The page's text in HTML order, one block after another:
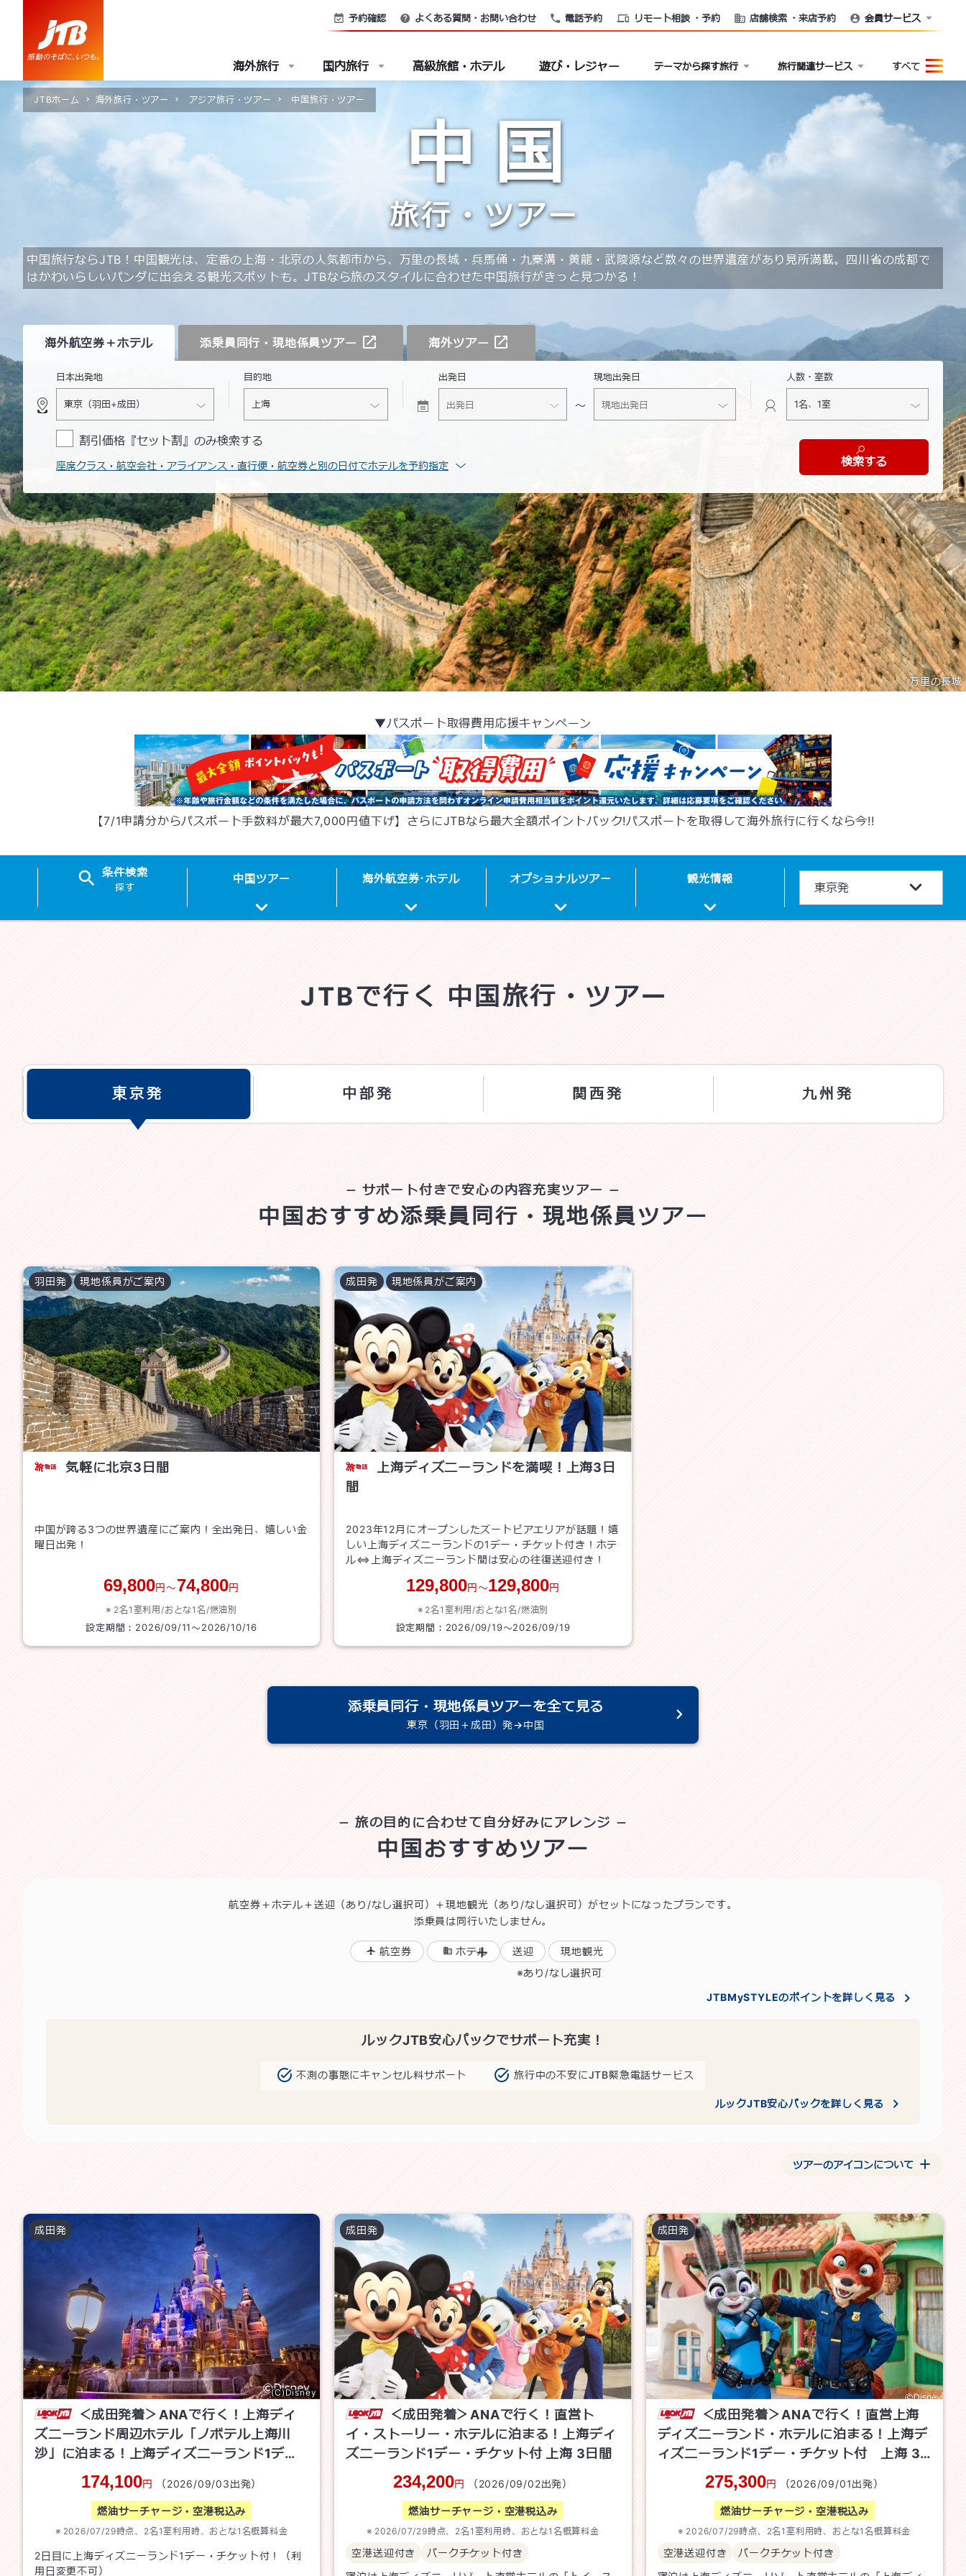
電話予約 リモート相談 ・予約 店舗検索 ・来店予約
予約確認 よくある質問・お問い合わせ 会員サービス
海外旅行 国内旅行 高級旅館・ホテル 遊び・レジャー テーマから探す旅行 旅行関連サービス すべて
JTBホーム 海外旅行・ツアー アジア旅行・ツアー 中国旅行・ツアー
中国
旅行・ツアー
中国旅行ならJTB！中国観光は、定番の上海・北京の人気都市から、万里の長城・兵馬俑・九寨溝・黄龍・武陵源など数々の世界遺産があり見所満載。四川省の成都で
はかわいらしいパンダに出会える観光スポットも。JTBなら旅のスタイルに合わせた中国旅行がきっと見つかる！
海外航空券 ＋ホテル 添乗員同行・現地係員ツアー 海外ツアー
日本出発地 目的地 出発日 現地出発日 人数・室数
割引価格『セット割』のみ検索する
座席クラス・航空会社・アライアンス・直行便・航空券と別の日付でホテルを予約指定 検索する
万里の長城
▼パスポート取得費用応援キャンペーン
【7/1申請分からパスポート手数料が最大7,000円値下げ】さらにJTBなら最大全額ポイントバック!パスポートを取得して海外旅行に行くなら今!!
条件検索
探す
中国ツアー 海外航空券･ホテル オプショナルツアー 観光情報
東京発
JTBで行く 中国旅行・ツアー
東京発 中部発 関西発 九州発
中国おすすめ添乗員同行・現地係員ツアー
サポート付きで安心の内容充実ツアー
気軽に北京3日間
羽田発 現地係員がご案内
中国が誇る3つの世界遺産にご案内！全出発日、嬉しい金
曜日出発！
69,800円～74,800円
2名1室利用/おとな1名/燃油別
設定期間： 2026/09/11～2026/10/16
上海ディズニーランドを満喫！上海3日
間
成田発 現地係員がご案内
2023年12月にオープンしたズートピアエリアが話題！嬉
しい上海ディズニーランドの1デー・チケット付き！ホテ
ル⇔上海ディズニーランド間は安心の往復送迎付き！
129,800円～129,800円
2名1室利用/おとな1名/燃油別
設定期間： 2026/09/19～2026/09/19
添乗員同行・現地係員ツアーを全て見る
東京（羽田＋成田）発→中国
中国おすすめツアー
旅の目的に合わせて自分好みにアレンジ
航空券＋ホテル＋送迎（あり/なし選択可）＋現地観光（あり/なし選択可）がセットになったプランです。
添乗員は同行いたしません。
航空券 ホテル 送迎
現地観光
あり/なし選択可
JTBMySTYLEのポイントを詳しく見る
ルックJTB安心パックでサポート充実！
不測の事態にキャンセル料サポート 旅行中の不安にJTB緊急電話サービス
ルックJTB安心パックを詳しく見る
ツアーのアイコンについて
＜成田発着＞ANAで行く！上海ディ
ズニーランド周辺ホテル「ノボテル上海川
沙」に泊まる！上海ディズニーランド1デ
ー・チケット付 3
成田発
174,100円 （2026/09/03出発）
燃油サーチャージ・空港税込み
2026/07/29時点、 2名1室利用時、おとな1名概算料金
2日目に上海ディズニーランド1デー・チケット付！（利
用日変更不可）
(C)Disney
＜成田発着＞ANAで行く！直営ト
イ・ストーリー・ホテルに泊まる！上海ディ
ズニーランド1デー・チケット付 上海 3 日間
成田発
234,200円 （2026/09/02出発）
燃油サーチャージ・空港税込み
2026/07/29時点、 2名1室利用時、おとな1名概算料金
空港送迎付き
パークチケット付き
＜成田発着＞ANAで行く！直営上海
ディズニーランド・ホテルに泊まる！上海デ
ィズニーランド1デー・チケット付 上海 3
成田発
275,300円 （2026/09/01出発）
燃油サーチャージ・空港税込み
2026/07/29時点、 2名1室利用時、おとな1名概算料金
空港送迎付き
パークチケット付き